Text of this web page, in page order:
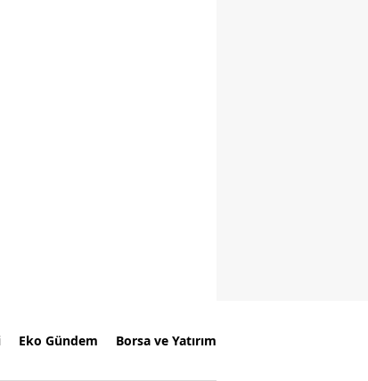
Eko Gündem Borsa ve Yatırım